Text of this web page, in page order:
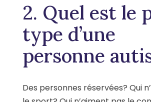
2. Quel est le
type d’une
personne
Des personnes réservées? Qui